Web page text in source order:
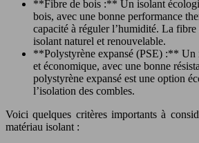
**Fibre de bois :** Un isolant
bois, avec une bonne performance
capacité à réguler l’humidité. La fibre
isolant naturel et renouvelable.
**Polystyrène expansé (PSE) :** Un
et économique, avec une bonne
polystyrène expansé est une option
l’isolation des combles.
Voici quelques critères importants à
matériau isolant :